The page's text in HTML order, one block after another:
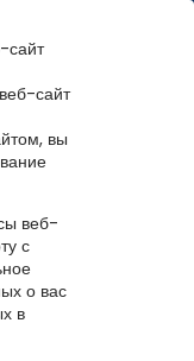
сайт
сайт
вы
веб-
с
о вас
в
документам и
на портале. На
пароля.
доступ к
мероприятий,
документам, а